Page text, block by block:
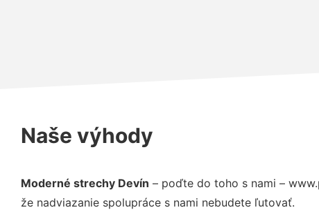
Naše výhody
Moderné strechy Devín – poďte do toho s nami –
že nadviazanie spolupráce s nami nebudete ľutovať.